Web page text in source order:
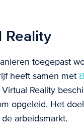
Reality
toegepast
heeft samen met
Reality
opgeleid. Het
arbeidsmarkt.